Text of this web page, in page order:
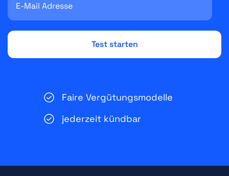
Faire Vergütungsmodelle
jederzeit kündbar